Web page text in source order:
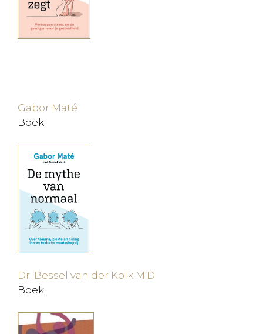
Gabor Maté
Boek
Dr. Bessel van der Kolk M.D
Boek